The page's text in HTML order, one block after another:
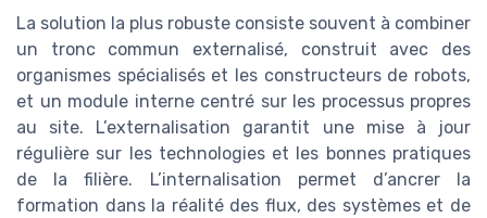
La solution la plus robuste consiste souvent à combiner
un tronc commun externalisé, construit avec des
organismes spécialisés et les constructeurs de robots,
et un module interne centré sur les processus propres
au site. L’externalisation garantit une mise à jour
régulière sur les technologies et les bonnes pratiques
de la filière. L’internalisation permet d’ancrer la
formation dans la réalité des flux, des systèmes et de